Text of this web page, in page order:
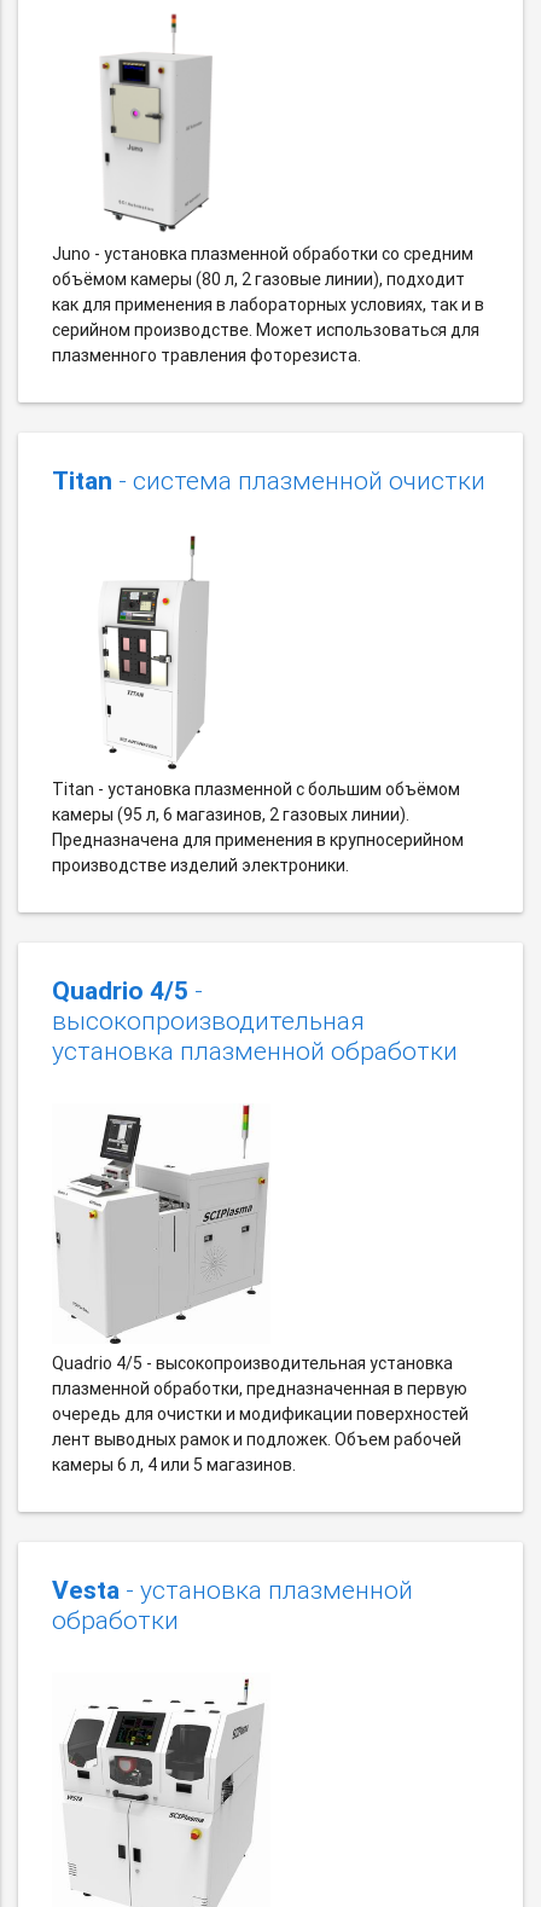
Juno - установка плазменной обработки со средним
объёмом камеры (80 л, 2 газовые линии), подходит
как для применения в лабораторных условиях, так и в
серийном производстве. Может использоваться для
плазменного травления фоторезиста.
Titan - система плазменной очистки
Titan - установка плазменной c большим объёмом
камеры (95 л, 6 магазинов, 2 газовых линии).
Предназначена для применения в крупносерийном
производстве изделий электроники.
Quadrio 4/5 -
высокопроизводительная
установка плазменной обработки
Quadrio 4/5 - высокопроизводительная установка
плазменной обработки, предназначенная в первую
очередь для очистки и модификации поверхностей
лент выводных рамок и подложек. Объем рабочей
камеры 6 л, 4 или 5 магазинов.
Vesta - установка плазменной
обработки